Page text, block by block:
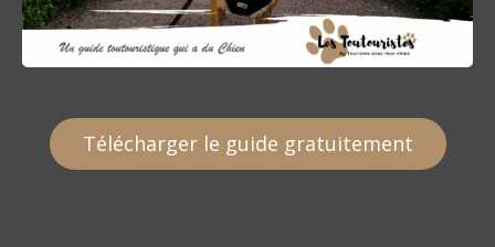
Télécharger le guide gratuitement